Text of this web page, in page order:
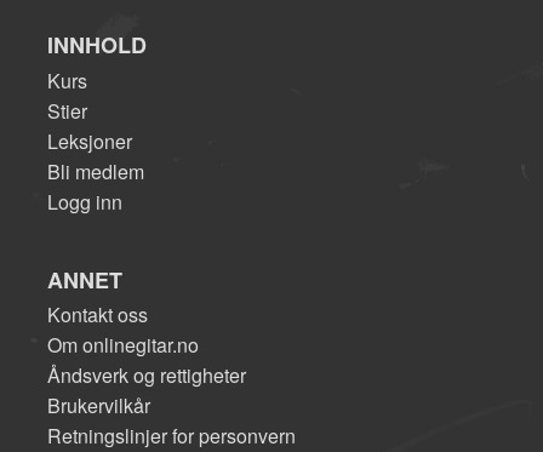
INNHOLD
Kurs
Stier
Leksjoner
Bli medlem
Logg inn
ANNET
Kontakt oss
Om onlinegitar.no
Åndsverk og rettigheter
Brukervilkår
Retningslinjer for personvern